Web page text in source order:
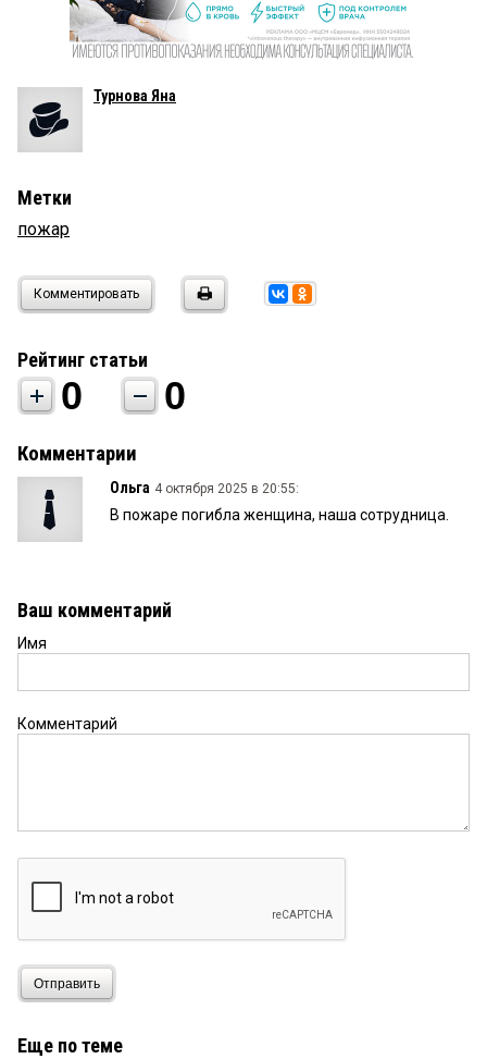
Турнова Яна
Метки
пожар
Комментировать
Рейтинг статьи
0 0
Комментарии
Ольга 4 октября 2025 в 20:55:
В пожаре погибла женщина, наша сотрудница.
Ваш комментарий
Имя
Комментарий
Отправить
Еще по теме